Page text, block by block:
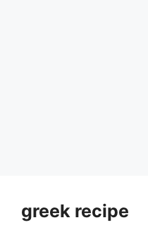
contentgreek recipe